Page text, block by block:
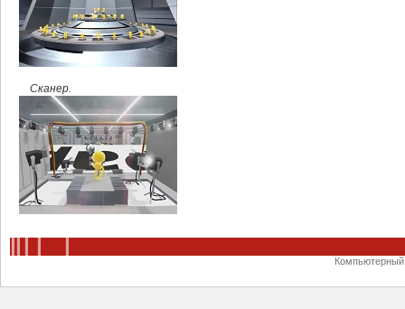
Сканер.
Компьютерный